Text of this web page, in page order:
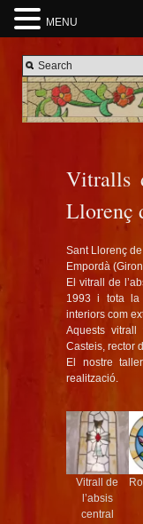
Vitralls
Llorenç
Sant Llorenç
Empordà
El vitrall de
1993 i tota la
interiors com
Aquests vitrall
Casteis, rector
El nostre
realització.
Vitrall de
l’absis
central
MENU